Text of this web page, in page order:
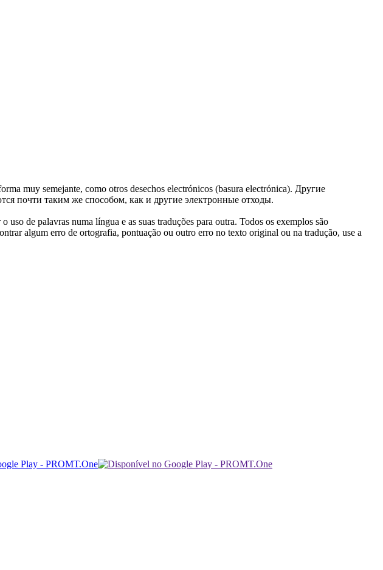
muy semejante, como otros desechos electrónicos (basura electrónica). Другие
почти таким же способом, как и другие электронные отходы.
de palavras numa língua e as suas traduções para outra. Todos os exemplos são
algum erro de ortografia, pontuação ou outro erro no texto original ou na tradução, use a